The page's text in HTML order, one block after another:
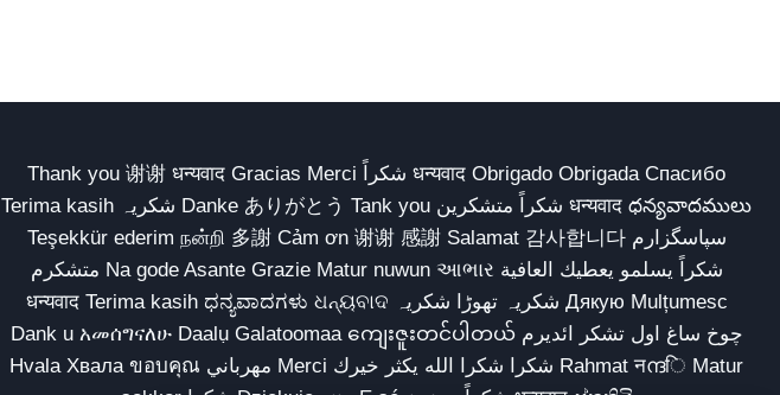
Thank you 谢谢 धन्यवाद Gracias Merci شكراً धन्यवाद Obrigado Obrigada Спасибо
Terima kasih شکریہ Danke ありがとう Tank you شكراً متشكرين धन्यवाद ధన్యవాదములు
Teşekkür ederim நன்றி 多謝 Cảm ơn 谢谢 感謝 Salamat 감사합니다 سپاسگزارم
متشکرم Na gode Asante Grazie Matur nuwun આભાર شكراً يسلمو يعطيك العافية
धन्यवाद Terima kasih ಧನ್ಯವಾದಗಳು ଧନ୍ୟବାଦ شکریہ تھوڑا شکریہ Дякую Mulțumesc
Dank u አመሰግናለሁ Daalụ Galatoomaa ကျေးဇူးတင်ပါတယ် چوخ ساغ اول تشکر ائدیرم
Hvala Хвала ขอบคุณ مهرباني Merci شكرا شكرا الله يكثر خيرك Rahmat नന്ദि Matur